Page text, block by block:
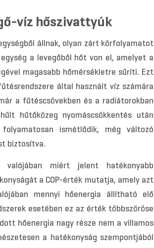
víz hőszivattyúk
állnak, olyan zárt körfolyamatot
a levegőből hőt von el, amelyet a
magasabb hőmérsékletre sűríti. Ezt
által használt víz számára
a fűtéscsövekben és a radiátorokban
hűtőközeg nyomáscsökkentés után
ismétlődik, még változó
biztosítva.
miért jelent hatékonyabb
a COP-érték mutatja, amely azt
mennyi hőenergia állítható elő
esetében ez az érték többszöröse
hőenergia nagy része nem a villamos
a hatékonyság szempontjából